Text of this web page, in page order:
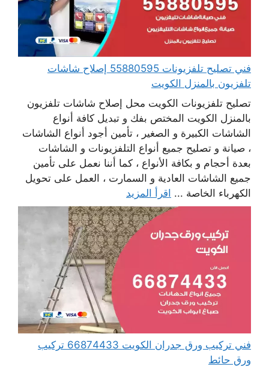
فني تصليح تلفزيونات 55880595 إصلاح شاشات
تلفزيون بالمنزل الكويت
تصليح تلفزيونات الكويت محل إصلاح شاشات تلفزيون
بالمنزل الكويت المختص بفك و تبديل كافة أنواع
الشاشات الكبيرة و الصغير ، تأمين أجود أنواع الشاشات
، صيانة و تصليح جميع أنواع التلفزيونات و الشاشات
بعدة أحجام و بكافة الأنواع ، كما أننا نعمل على تأمين
جميع الشاشات العادية و السمارت ، العمل على تحويل
الكهرباء الخاصة ... اقرأ المزيد
فني تركيب ورق جدران الكويت 66874433 تركيب
ورق حائط